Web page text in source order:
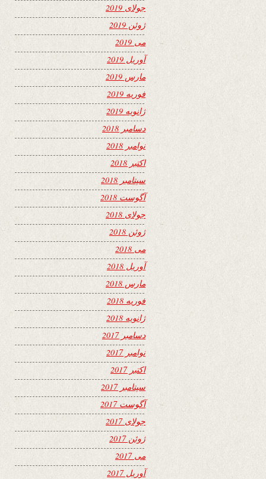
جولای 2019
ژوئن 2019
می 2019
آوریل 2019
مارس 2019
فوریه 2019
ژانویه 2019
دسامبر 2018
نوامبر 2018
اکتبر 2018
سپتامبر 2018
آگوست 2018
جولای 2018
ژوئن 2018
می 2018
آوریل 2018
مارس 2018
فوریه 2018
ژانویه 2018
دسامبر 2017
نوامبر 2017
اکتبر 2017
سپتامبر 2017
آگوست 2017
جولای 2017
ژوئن 2017
می 2017
آوریل 2017